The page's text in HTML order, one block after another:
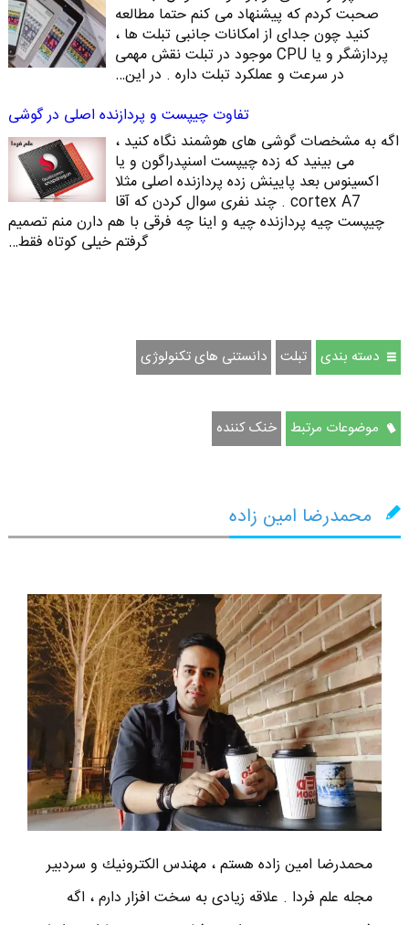
صحبت کردم که پیشنهاد می کنم حتما مطالعه
کنید چون جدای از امکانات جانبی تبلت ها ،
پردازشگر و یا CPU موجود در تبلت نقش مهمی
در سرعت و عملکرد تبلت داره . در این…
تفاوت چیپست و پردازنده اصلی در گوشی
اگه به مشخصات گوشی های هوشمند نگاه کنید ،
می بینید که زده چیپست اسنپدراگون و یا
اکسینوس بعد پایینش زده پردازنده اصلی مثلا
cortex A7 . چند نفری سوال کردن که آقا
چیپست چیه پردازنده چیه و اینا چه فرقی با هم دارن منم تصمیم
گرفتم خیلی کوتاه فقط…
دسته بندی تبلت دانستنی های تکنولوژی
موضوعات مرتبط خنک کننده
محمدرضا امین زاده
محمدرضا امين زاده هستم ، مهندس الكترونيك و سردبير
مجله علم فردا . علاقه زیادی به سخت افزار دارم ، اگه